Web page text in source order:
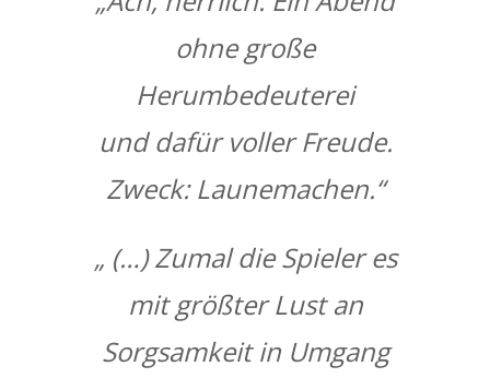
ohne große
Herumbedeuterei
und dafür voller Freude.
Zweck: Launemachen.“
„ (…) Zumal die Spieler es
mit größter Lust an
Sorgsamkeit in Umgang